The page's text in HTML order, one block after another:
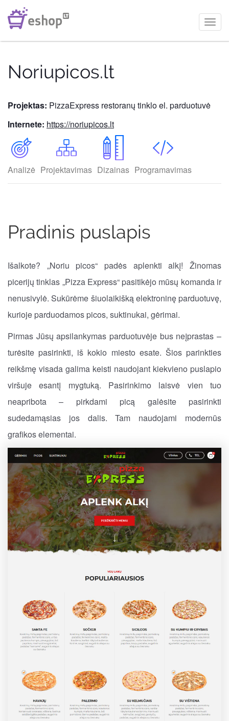
Noriupicos.lt
Projektas: PizzaExpress restoranų tinklo el. parduotuvė
Internete: https://noriupicos.lt
Analizė Projektavimas Dizainas Programavimas
Pradinis puslapis
Išalkote? „Noriu picos“ padės aplenkti alkį! Žinomas
picerijų tinklas „Pizza Express“ pasitikėjo mūsų komanda ir
nenusivylė. Sukūrėme šiuolaikišką elektroninę parduotuvę,
kurioje parduodamos picos, suktinukai, gėrimai.
Pirmas Jūsų apsilankymas parduotuvėje bus neįprastas –
turėsite pasirinkti, iš kokio miesto esate. Šios parinkties
reikšmę visada galima keisti naudojant kiekvieno puslapio
viršuje esantį mygtuką. Pasirinkimo laisvė vien tuo
neapribota – pirkdami picą galėsite pasirinkti
sudedamąsias jos dalis. Tam naudojami modernūs
grafikos elementai.